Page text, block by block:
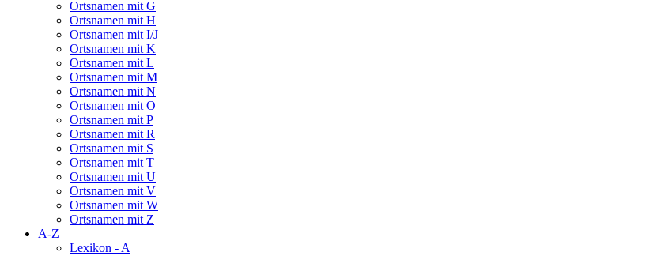
Ortsnamen mit G
Ortsnamen mit H
Ortsnamen mit I/J
Ortsnamen mit K
Ortsnamen mit L
Ortsnamen mit M
Ortsnamen mit N
Ortsnamen mit O
Ortsnamen mit P
Ortsnamen mit R
Ortsnamen mit S
Ortsnamen mit T
Ortsnamen mit U
Ortsnamen mit V
Ortsnamen mit W
Ortsnamen mit Z
A-Z
Lexikon - A